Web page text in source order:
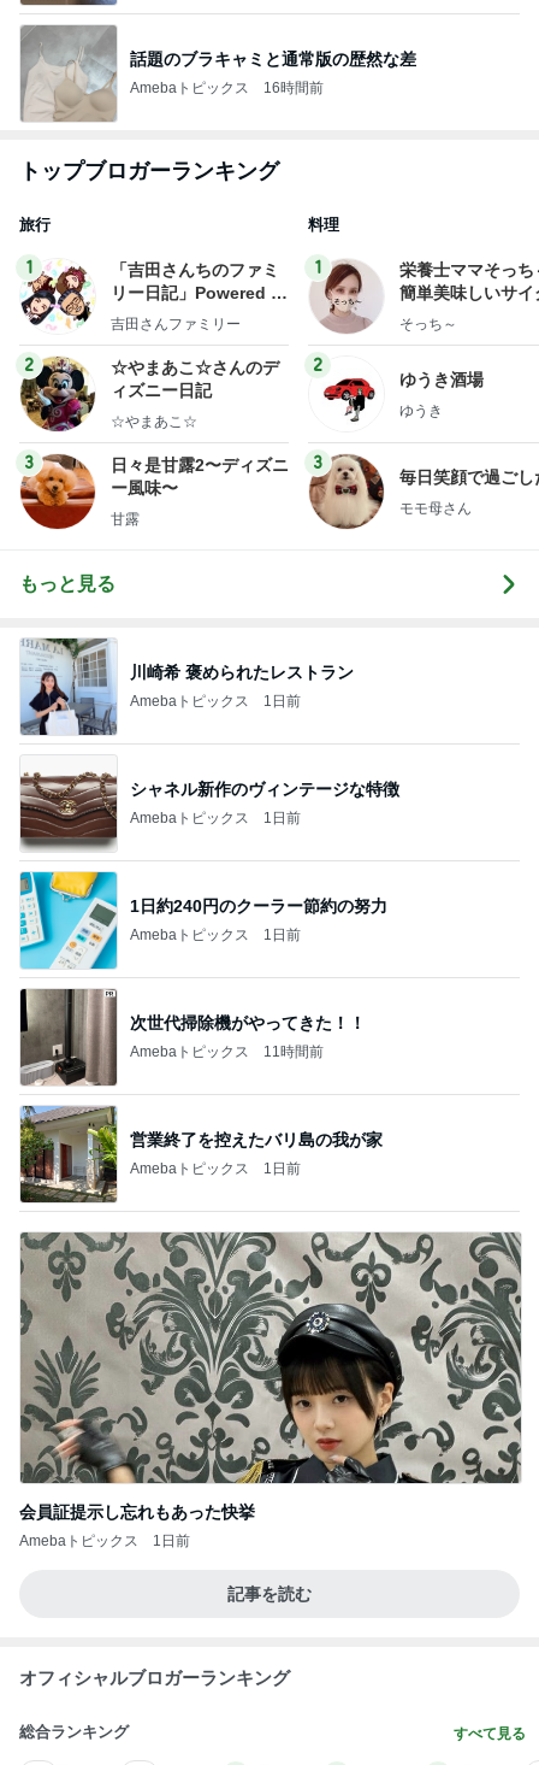
話題のブラキャミと通常版の歴然な差
Amebaトピックス 16時間前
トップブロガーランキング
旅行
1
「吉田さんちのファミ
リー日記」Powered b
y Ameba 吉田さんファ
ログ
吉田さんファミリー
2
☆やまあこ☆さんのデ
ィズニー日記
☆やまあこ☆
3
日々是甘露2〜ディズニ
ー風味〜
甘露
料理
1
栄養士ママそっち
簡単美味しいサイ
献立
そっち～
2
ゆうき酒場
ゆうき
3
毎日笑顔で過ごし
モモ母さん
もっと見る
川崎希 褒められたレストラン
Amebaトピックス 1日前
シャネル新作のヴィンテージな特徴
Amebaトピックス 1日前
1日約240円のクーラー節約の努力
Amebaトピックス 1日前
次世代掃除機がやってきた！！
Amebaトピックス 11時間前
営業終了を控えたバリ島の我が家
Amebaトピックス 1日前
会員証提示し忘れもあった快挙
Amebaトピックス 1日前
記事を読む
オフィシャルブロガーランキング
総合ランキング すべて見る